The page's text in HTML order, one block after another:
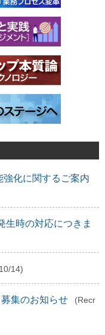
強化に関するご案内
生時の対応につきま
14)
集のお知らせ
(Recr